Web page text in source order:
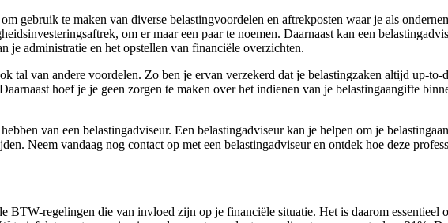
gebruik te maken van diverse belastingvoordelen en aftrekposten waar je als
om er maar een paar te noemen. Daarnaast kan een
je administratie en het opstellen van financiële overzichten.
tal van andere voordelen. Zo ben je ervan verzekerd dat je belastingzaken altijd up-
hoef je je geen zorgen te maken over het indienen van je belastingaangifte
van een belastingadviseur. Een belastingadviseur kan je helpen om je
Neem vandaag nog contact op met een belastingadviseur en ontdek hoe deze
BTW-regelingen die van invloed zijn op je financiële situatie. Het is daarom essentieel